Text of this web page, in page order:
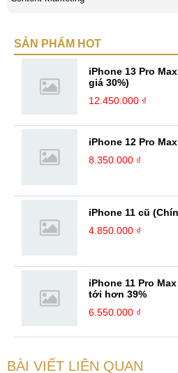
SẢN PHẨM HOT
iPhone 13 Pro
giá 30%)
12.450.000 ₫
iPhone 12 Pro
8.350.000 ₫
iPhone 11 cũ
4.850.000 ₫
iPhone 11 Pro
tới hơn 39%
6.550.000 ₫
BÀI VIẾT LIÊN QUAN